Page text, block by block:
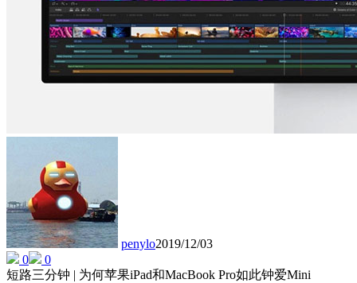
penylo2019/12/03
0
0
短路三分钟 | 为何苹果iPad和MacBook Pro如此钟爱Mini